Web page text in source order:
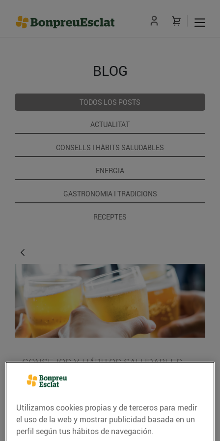
BLOG
TODOS LOS POSTS
ACTUALITAT
CONSELLS I HÀBITS SALUDABLES
ENERGIA
GASTRONOMIA I TRADICIONS
RECEPTES
CONSEJOS Y HÁBITOS SALUDABLES
Els secrets per gaudir
d’una bona cervesa
01/marzo/2019
Utilizamos cookies propias y de terceros para medir
el uso de la web y mostrar publicidad basada en un
perfil según tus hábitos de navegación.